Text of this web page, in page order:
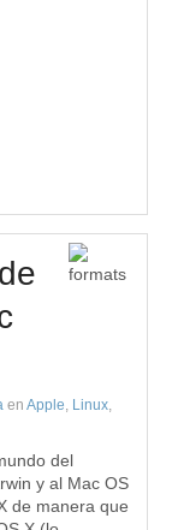
en Apple, Linux,
del
y al Mac OS
de manera que